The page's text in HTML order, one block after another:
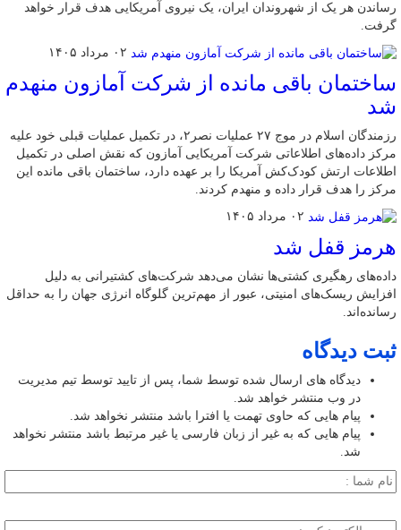
رساندن هر یک از شهروندان ایران، یک نیروی آمریکایی هدف قرار خواهد
گرفت.
۰۲ مرداد ۱۴۰۵
ساختمان باقی مانده از شرکت آمازون منهدم
شد
رزمندگان اسلام در موج ۲۷ عملیات نصر۲، در تکمیل عملیات قبلی خود علیه
مرکز داده‌های اطلاعاتی شرکت آمریکایی آمازون که نقش اصلی در تکمیل
اطلاعات ارتش کودک‌کش آمریکا را بر عهده دارد، ساختمان باقی مانده این
مرکز را هدف قرار داده و منهدم کردند.
۰۲ مرداد ۱۴۰۵
هرمز قفل شد
داده‌های رهگیری کشتی‌ها نشان می‌دهد شرکت‌های کشتیرانی به دلیل
افزایش ریسک‌های امنیتی، عبور از مهم‌ترین گلوگاه انرژی جهان را به حداقل
رسانده‌اند.
ثبت دیدگاه
دیدگاه های ارسال شده توسط شما، پس از تایید توسط تیم مدیریت
در وب منتشر خواهد شد.
پیام هایی که حاوی تهمت یا افترا باشد منتشر نخواهد شد.
پیام هایی که به غیر از زبان فارسی یا غیر مرتبط باشد منتشر نخواهد
شد.